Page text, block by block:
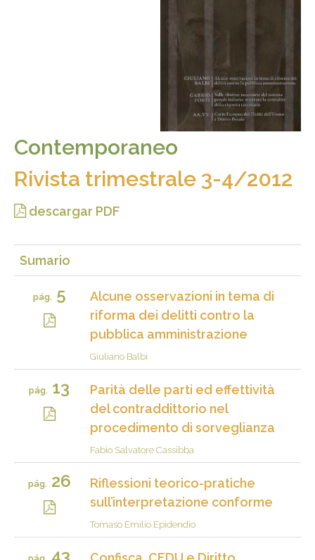
Contemporaneo
Rivista trimestrale 3-4/2012
descargar PDF
Sumario
pág. 5
Alcune osservazioni in tema di
riforma dei delitti contro la
pubblica amministrazione
Giuliano Balbi
pág. 13
Parità delle parti ed effettività
del contraddittorio nel
procedimento di sorveglianza
Fabio Salvatore Cassibba
pág. 26
Riflessioni teorico-pratiche
sull’interpretazione conforme
Tomaso Emilio Epidendio
43